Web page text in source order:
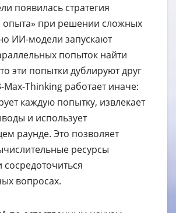
появилась стратегия
опыта» при решении сложных
ИИ-модели запускают
попыток найти
эти попытки дублируют друг
Max-Thinking работает иначе:
каждую попытку, извлекает
и использует
раунде. Это позволяет
ресурсы
вопросах.